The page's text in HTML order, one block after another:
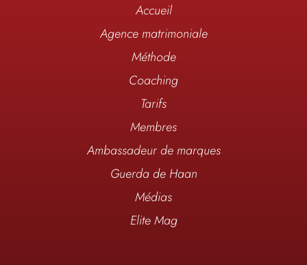
Accueil
Agence matrimoniale
Méthode
Coaching
Tarifs
Membres
Ambassadeur de marques
Guerda de Haan
Médias
Elite Mag